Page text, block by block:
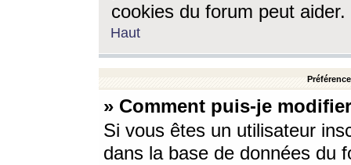
cookies du forum peut aider.
Haut
» Comment puis-je
Si vous êtes un utilisateur
dans la base de données du